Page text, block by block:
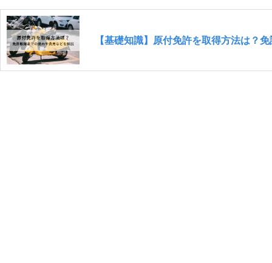
【基礎知識】原付免許を取得方法は？